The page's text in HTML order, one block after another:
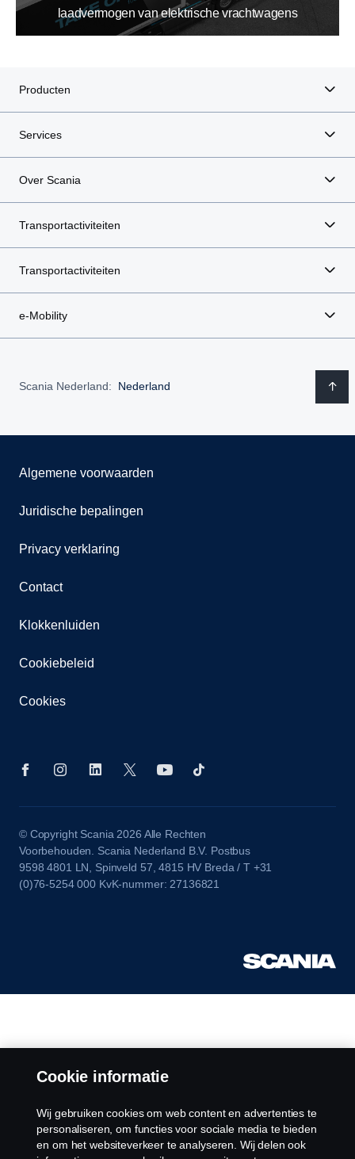
laadvermogen van elektrische vrachtwagens
Producten
Services
Over Scania
Transportactiviteiten
Transportactiviteiten
e-Mobility
Scania Nederland: Nederland
Algemene voorwaarden
Juridische bepalingen
Privacy verklaring
Contact
Klokkenluiden
Cookiebeleid
Cookies
© Copyright Scania 2026 Alle Rechten
Voorbehouden. Scania Nederland B.V. Postbus
9598 4801 LN, Spinveld 57, 4815 HV Breda / T +31
(0)76-5254 000 KvK-nummer: 27136821
Cookie informatie
Wij gebruiken cookies om web content en advertenties te
personaliseren, om functies voor sociale media te bieden
en om het websiteverkeer te analyseren. Wij delen ook